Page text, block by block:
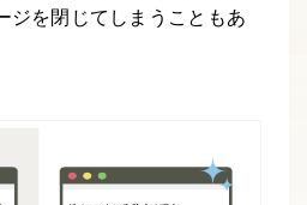
ジを閉じてしまうこともあ